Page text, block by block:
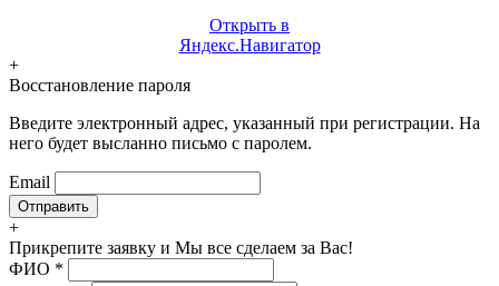
Открыть в
Яндекс.Навигатор
+
Восстановление пароля
Введите электронный адрес, указанный при регистрации. На
него будет высланно письмо с паролем.
Email
+
Прикрепите заявку и Мы все сделаем за Вас!
ФИО *